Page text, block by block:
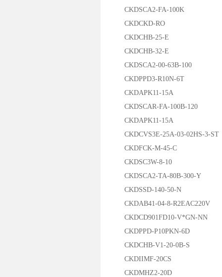
CKDSCA2-FA-100K
CKDCKD-RO
CKDCHB-25-E
CKDCHB-32-E
CKDSCA2-00-63B-100
CKDPPD3-R10N-6T
CKDAPK11-15A
CKDSCAR-FA-100B-120
CKDAPK11-15A
CKDCVS3E-25A-03-02HS-3-ST
CKDFCK-M-45-C
CKDSC3W-8-10
CKDSCA2-TA-80B-300-Y
CKDSSD-140-50-N
CKDAB41-04-8-R2EAC220V
CKDCD901FD10-V*GN-NN
CKDPPD-P10PKN-6D
CKDCHB-V1-20-0B-S
CKDIIMF-20CS
CKDMHZ2-20D